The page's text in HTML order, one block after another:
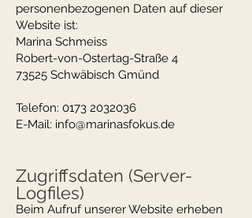
personenbezogenen Daten auf dieser
Website ist:
Marina Schmeiss
Robert-von-Ostertag-Straße 4
73525 Schwäbisch Gmünd
Telefon: 0173 2032036
E-Mail: info@marinasfokus.de
Zugriffsdaten (Server-
Logfiles)
Beim Aufruf unserer Website erheben